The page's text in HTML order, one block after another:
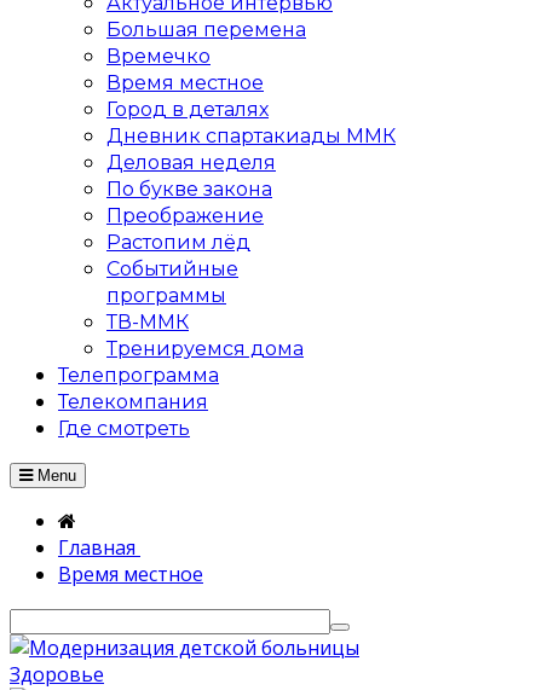
Большая перемена
Времечко
Время местное
Город в деталях
Дневник спартакиады ММК
Деловая неделя
По букве закона
Преображение
Растопим лёд
Событийные
программы
ТВ-ММК
Тренируемся дома
Телепрограмма
Телекомпания
Где смотреть
Menu
Главная
Время местное
Здоровье